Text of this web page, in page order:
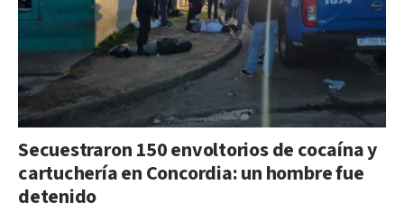
Secuestraron 150 envoltorios de cocaína y
cartuchería en Concordia: un hombre fue
detenido